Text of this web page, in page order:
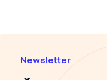
Newsletter